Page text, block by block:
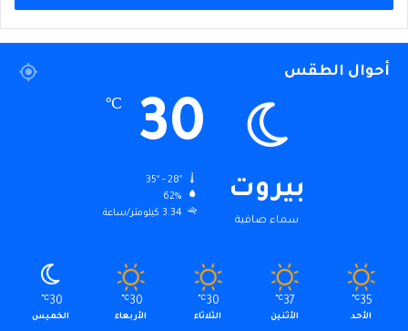
أحوال الطقس
بيروت
سماء صافية
30
℃
62%
3.34 كيلومتر/ساعة
35
℃
الأحد
37
℃
الأثنين
30
℃
الثلاثاء
30
℃
الأربعاء
30
℃
الخميس